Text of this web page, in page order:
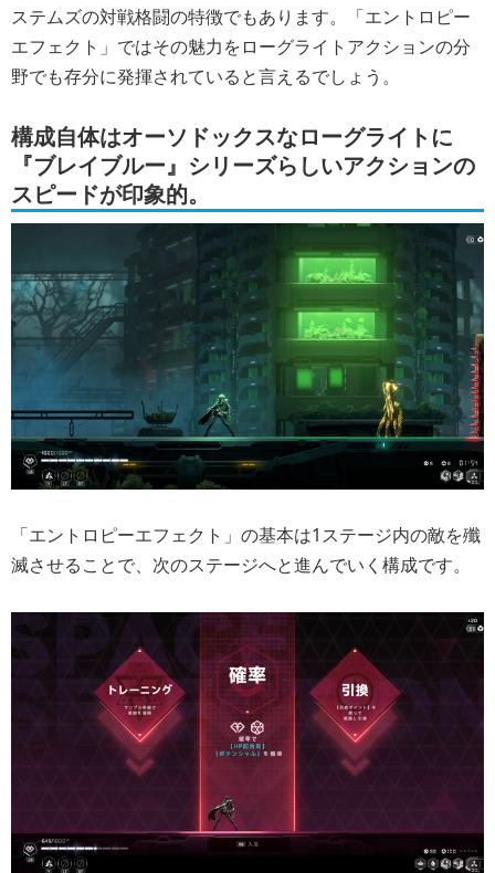
ステムズの対戦格闘の特徴でもあります。「エントロピー
エフェクト」ではその魅力をローグライトアクションの分
野でも存分に発揮されていると言えるでしょう。
構成自体はオーソドックスなローグライトに
『ブレイブルー』シリーズらしいアクションの
スピードが印象的。
「エントロピーエフェクト」の基本は1ステージ内の敵を殲
滅させることで、次のステージへと進んでいく構成です。